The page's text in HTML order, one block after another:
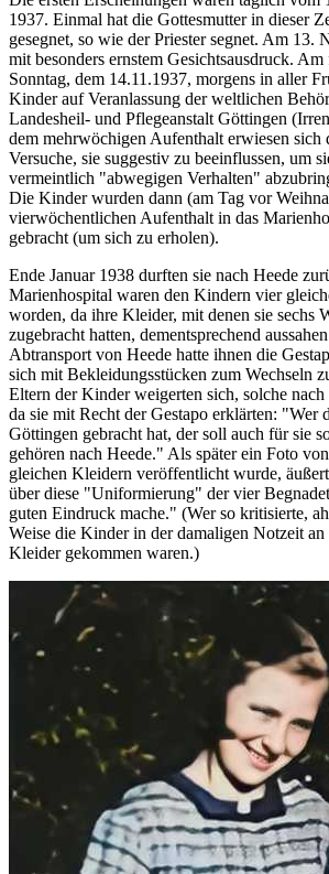
1937. Einmal hat die Gottesmutter in dieser
gesegnet, so wie der Priester segnet. Am 13.
mit besonders ernstem Gesichtsausdruck.
Sonntag, dem 14.11.1937, morgens in aller
Kinder auf Veranlassung der weltlichen
Landesheil- und Pflegeanstalt Göttingen
dem mehrwöchigen Aufenthalt erwiesen sich
Versuche, sie suggestiv zu beeinflussen, um
vermeintlich "abwegigen Verhalten"
Die Kinder wurden dann (am Tag vor
vierwöchentlichen Aufenthalt in das
gebracht (um sich zu erholen).
Ende Januar 1938 durften sie nach Heede
Marienhospital waren den Kindern vier
worden, da ihre Kleider, mit denen sie sechs
zugebracht hatten, dementsprechend
Abtransport von Heede hatte ihnen die
sich mit Bekleidungsstücken zum Wechseln
Eltern der Kinder weigerten sich, solche
da sie mit Recht der Gestapo erklärten: "Wer
Göttingen gebracht hat, der soll auch für sie
gehören nach Heede." Als später ein Foto
gleichen Kleidern veröffentlicht wurde,
über diese "Uniformierung" der vier
guten Eindruck mache." (Wer so kritisierte,
Weise die Kinder in der damaligen Notzeit
Kleider gekommen waren.)